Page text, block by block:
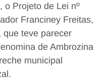
o Projeto de Lei nº
Franciney Freitas,
que teve parecer
de Ambrozina
municipal